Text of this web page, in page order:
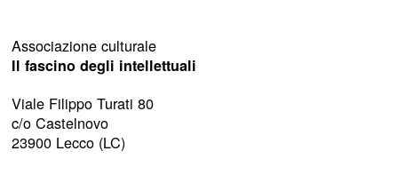
Associazione culturale
Il fascino degli intellettuali
Viale Filippo Turati 80
c/o Castelnovo
23900 Lecco (LC)